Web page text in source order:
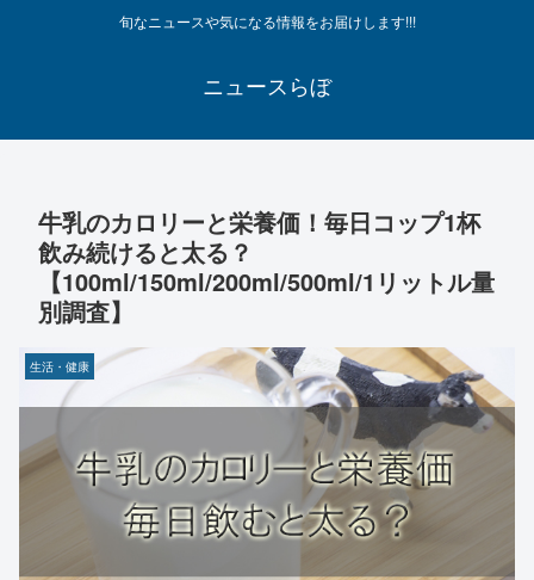
旬なニュースや気になる情報をお届けします!!!
ニュースらぼ
牛乳のカロリーと栄養価！毎日コップ1杯
飲み続けると太る？
【100ml/150ml/200ml/500ml/1リットル量
別調査】
生活・健康